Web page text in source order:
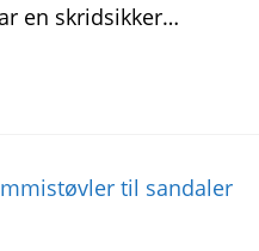
en skridsikker…